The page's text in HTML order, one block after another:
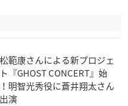
松範康さんによる新プロジェ
『GHOST CONCERT』始
明智光秀役に蒼井翔太さん
演